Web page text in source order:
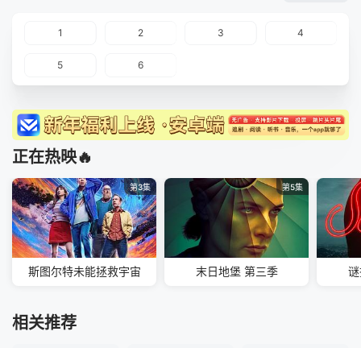
1 2 3 4
5 6
正在热映🔥
第3集
斯图尔特未能拯救宇宙
第5集
末日地堡 第三季
相关推荐